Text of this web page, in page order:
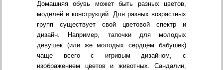
Домашняя обувь может быть разных цветов,
моделей и конструкций. Для разных возрастных
групп существует свой цветовой спектр и
дизайн. Например, тапочки для молодых
девушек (или же молодых сердцем бабушек)
чаще всего с игривым дизайном, с
изображением цветов и животных. Сандалии,